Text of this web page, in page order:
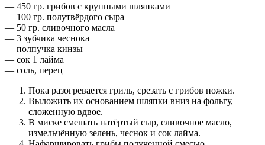
— 450 гр. грибов с крупными шляпками
— 100 гр. полутвёрдого сыра
— 50 гр. сливочного масла
— 3 зубчика чеснока
— полпучка кинзы
— сок 1 лайма
— соль, перец
Пока разогревается гриль, срезать с грибов ножки.
Выложить их основанием шляпки вниз на фольгу,
сложенную вдвое.
В миске смешать натёртый сыр, сливочное масло,
измельчённую зелень, чеснок и сок лайма.